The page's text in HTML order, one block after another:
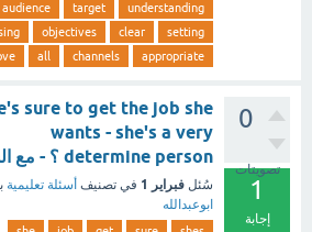
understanding
target
audience
setting
clear
objectives
appropriate
channels
all
0
تصويتات
1
إجابة
sure to get the job she
wants - she's a very
determine person ؟ - مع الشرح
سُئل فبراير 1 في تصنيف أسئلة تعليمية
ابوعبدالله